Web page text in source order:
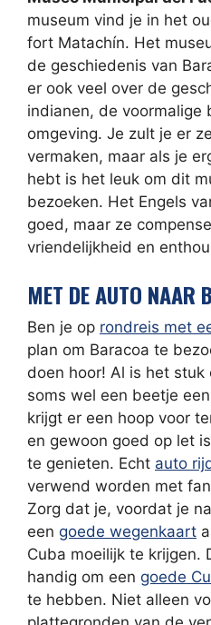
museum vind je in het
fort Matachín. Het
de geschiedenis van
er ook veel over de
indianen, de voormalige
omgeving. Je zult je er
vermaken, maar als je
hebt is het leuk om dit
bezoeken. Het Engels
goed, maar ze
vriendelijkheid en
MET DE AUTO NAAR
Ben je op rondreis met
plan om Baracoa te
doen hoor! Al is het stuk
soms wel een beetje
krijgt er een hoop voor
en gewoon goed op let
te genieten. Echt auto
verwend worden met
Zorg dat je, voordat je
een goede wegenkaart
Cuba moeilijk te krijgen.
handig om een goede
te hebben. Niet alleen